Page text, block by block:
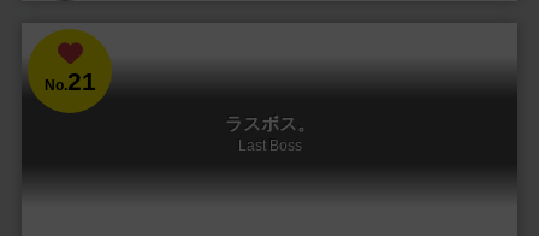
No.21
ラスボス。
Last Boss